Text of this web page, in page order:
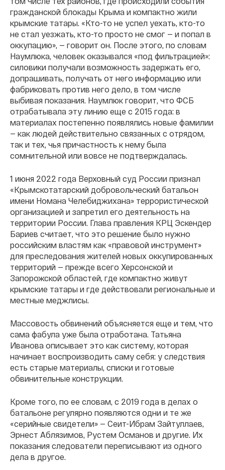
гражданской блокады Крыма и компактно жили
крымские татары. «Кто-то не успел уехать, кто-то
не стал уезжать, кто-то просто не смог — и попал в
оккупацию», — говорит он. После этого, по словам
Наумлюка, человек оказывался «под фильтрацией»:
силовики получали возможность задержать его,
допрашивать, получать от него информацию или
фабриковать против него дело, в том числе
выбивая показания. Наумлюк говорит, что ФСБ
отрабатывала эту линию еще с 2015 года: в
материалах постепенно появлялись новые фамилии
— как людей действительно связанных с отрядом,
так и тех, чья причастность к нему была
сомнительной или вовсе не подтверждалась.
1 июня 2022 года Верховный суд России признал
«Крымскотатарский добровольческий батальон
имени Номана Челебиджихана» террористической
организацией и запретил его деятельность на
территории России. Глава правления КРЦ Эскендер
Бариев считает, что это решение было нужно
российским властям как «правовой инструмент»
для преследования жителей новых оккупированных
территорий — прежде всего Херсонской и
Запорожской областей, где компактно живут
крымские татары и где действовали региональные и
местные меджлисы.
Массовость обвинений объясняется еще и тем, что
сама фабула уже была отработана. Татьяна
Иванова описывает это как систему, которая
начинает воспроизводить саму себя: у следствия
есть старые материалы, списки и готовые
обвинительные конструкции.
Кроме того, по ее словам, с 2019 года в делах о
батальоне регулярно появляются одни и те же
«серийные свидетели» — Сеит-Ибрам Зайтуллаев,
Эрнест Аблязимов, Рустем Османов и другие. Их
показания следователи переписывают из одного
дела в другое.